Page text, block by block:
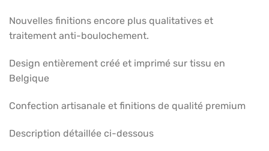
Nouvelles finitions encore plus qualitatives et
traitement anti-boulochement.
Design entièrement créé et imprimé sur tissu en
Belgique
Confection artisanale et finitions de qualité premium
Description détaillée ci-dessous